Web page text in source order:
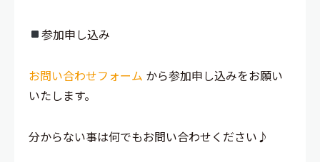
参加申し込み
お問い合わせフォーム から参加申し込みをお願い
いたします。
分からない事は何でもお問い合わせください♪